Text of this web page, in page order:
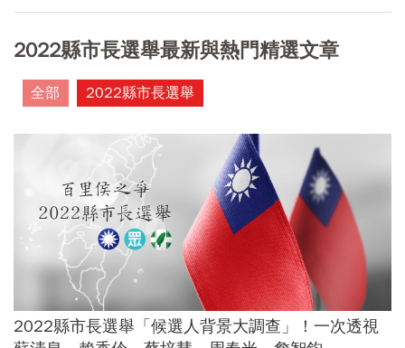
2022縣市長選舉最新與熱門精選文章
全部 2022縣市長選舉
2022縣市長選舉「候選人背景大調查」！一次透視